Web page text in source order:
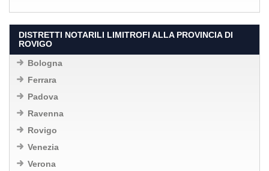
DISTRETTI NOTARILI LIMITROFI ALLA PROVINCIA DI
ROVIGO
Bologna
Ferrara
Padova
Ravenna
Rovigo
Venezia
Verona